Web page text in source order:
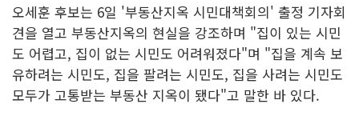
오세훈 후보는 6일 '부동산지옥 시민대책회의' 출정 기자회
견을 열고 부동산지옥의 현실을 강조하며 "집이 있는 시민
도 어렵고, 집이 없는 시민도 어려워졌다"며 "집을 계속 보
유하려는 시민도, 집을 팔려는 시민도, 집을 사려는 시민도
모두가 고통받는 부동산 지옥이 됐다"고 말한 바 있다.